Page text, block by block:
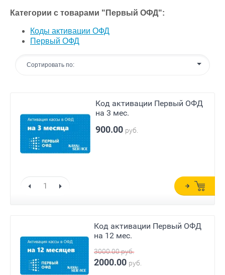
Категории с товарами "Первый ОФД":
Коды активации ОФД
Первый ОФД
Сортировать по:
Код активации Первый ОФД
на 3 мес.
900.00 руб.
Код активации Первый ОФД
на 12 мес.
3000.00руб.
2000.00 руб.